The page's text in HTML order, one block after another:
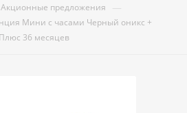
Акционные предложения —
Мини с часами Черный оникс +
36 месяцев